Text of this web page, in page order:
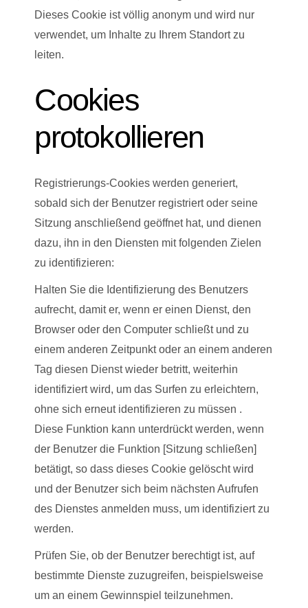
Dieses Cookie ist völlig anonym und wird nur
verwendet, um Inhalte zu Ihrem Standort zu
leiten.
Cookies
protokollieren
Registrierungs-Cookies werden generiert,
sobald sich der Benutzer registriert oder seine
Sitzung anschließend geöffnet hat, und dienen
dazu, ihn in den Diensten mit folgenden Zielen
zu identifizieren:
Halten Sie die Identifizierung des Benutzers
aufrecht, damit er, wenn er einen Dienst, den
Browser oder den Computer schließt und zu
einem anderen Zeitpunkt oder an einem anderen
Tag diesen Dienst wieder betritt, weiterhin
identifiziert wird, um das Surfen zu erleichtern,
ohne sich erneut identifizieren zu müssen .
Diese Funktion kann unterdrückt werden, wenn
der Benutzer die Funktion [Sitzung schließen]
betätigt, so dass dieses Cookie gelöscht wird
und der Benutzer sich beim nächsten Aufrufen
des Dienstes anmelden muss, um identifiziert zu
werden.
Prüfen Sie, ob der Benutzer berechtigt ist, auf
bestimmte Dienste zuzugreifen, beispielsweise
um an einem Gewinnspiel teilzunehmen.